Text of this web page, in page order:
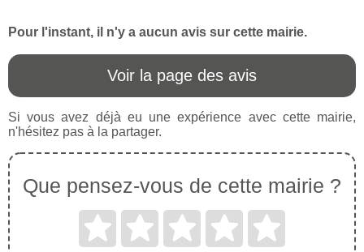
Pour l'instant, il n'y a aucun avis sur cette mairie.
Voir la page des avis
Si vous avez déjà eu une expérience avec cette mairie,
n'hésitez pas à la partager.
Que pensez-vous de cette mairie ?